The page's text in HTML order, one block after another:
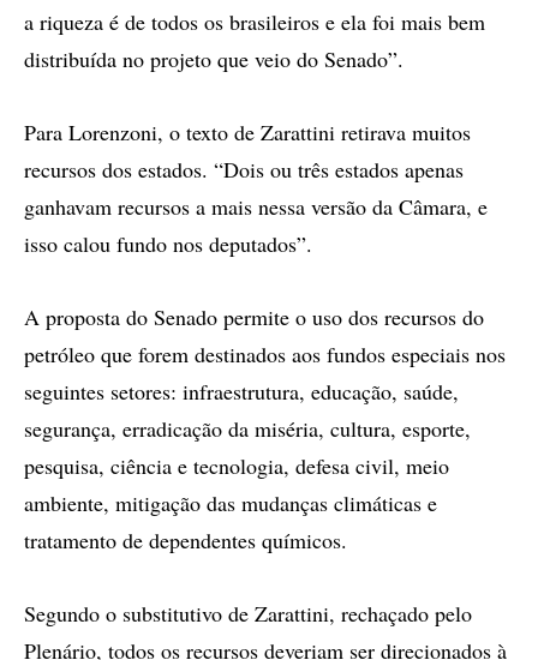
a riqueza é de todos os brasileiros e ela foi mais bem
distribuída no projeto que veio do Senado”.
Para Lorenzoni, o texto de Zarattini retirava muitos
recursos dos estados. “Dois ou três estados apenas
ganhavam recursos a mais nessa versão da Câmara, e
isso calou fundo nos deputados”.
A proposta do Senado permite o uso dos recursos do
petróleo que forem destinados aos fundos especiais nos
seguintes setores: infraestrutura, educação, saúde,
segurança, erradicação da miséria, cultura, esporte,
pesquisa, ciência e tecnologia, defesa civil, meio
ambiente, mitigação das mudanças climáticas e
tratamento de dependentes químicos.
Segundo o substitutivo de Zarattini, rechaçado pelo
Plenário, todos os recursos deveriam ser direcionados à